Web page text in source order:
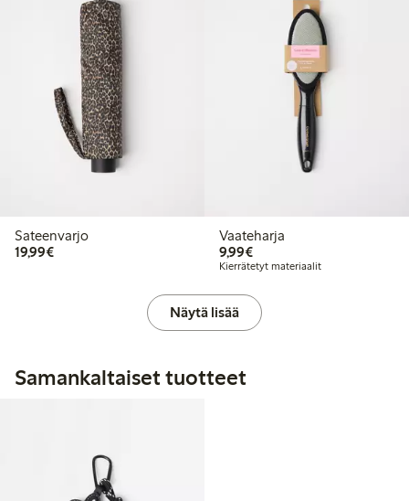
Sateenvarjo
19,99€19,99 €
Vaateharja
9,99€9,99 €
Kierrätetyt materiaalit
Näytä lisää
Samankaltaiset tuotteet